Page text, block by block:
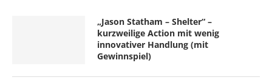
„Jason Statham – Shelter“ –
kurzweilige Action mit wenig
innovativer Handlung (mit
Gewinnspiel)